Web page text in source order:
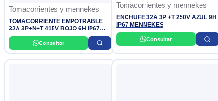
Tomacorrientes y mennekes
TOMACORRIENTE EMPOTRABLE
32A 3P+N+T 415V ROJO 6H IP67
MENNEKES
Consultar
Tomacorrientes y mennekes
ENCHUFE 32A 3P +T 250V AZUL 9H
IP67 MENNEKES
Consultar